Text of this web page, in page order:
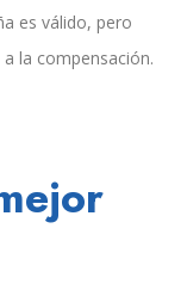
es válido, pero
la compensación.